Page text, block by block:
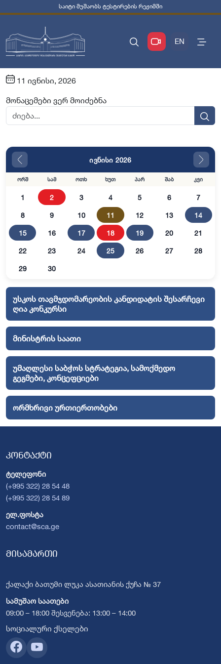
საიტი მუშაობს ტესტირების რეჟიმში
EN
11 ივნისი, 2026
მონაცემები ვერ მოიძებნა
ივნისი 2026
ორშ სამ ოთხ ხუთ პარ შაბ კვი
1 2 3 4 5 6 7
8 9 10 11 12 13 14
15 16 17 18 19 20 21
22 23 24 25 26 27 28
29 30
უსკოს თავმჯდომარეობის კანდიდატის შესარჩევი
ღია კონკურსი
მინისტრის საათი
უმაღლესი საბჭოს სტრატეგია, სამოქმედო
გეგმები, კონცეფციები
ორმხრივი ურთიერთობები
კონტაქტი
ტელეფონი
(+995 322) 28 54 48
(+995 322) 28 54 89
ელ.ფოსტა
contact@sca.ge
მისამართი
ქალაქი ბათუმი ლუკა ასათიანის ქუჩა № 37
სამუშაო საათები
09:00 – 18:00 შესვენება: 13:00 – 14:00
სოციალური ქსელები